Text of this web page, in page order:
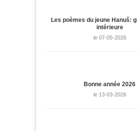
Les poèmes du jeune Hanuš:
intérieure
le 07-05-2026
Bonne année 2026
le 13-03-2026